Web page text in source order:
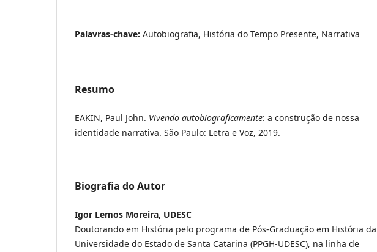
Palavras-chave: Autobiografia, História do Tempo Presente, Narrativa
Resumo
EAKIN, Paul John. Vivendo autobiograficamente: a construção de nossa
identidade narrativa. São Paulo: Letra e Voz, 2019.
Biografia do Autor
Igor Lemos Moreira, UDESC
Doutorando em História pelo programa de Pós-Graduação em História da
Universidade do Estado de Santa Catarina (PPGH-UDESC), na linha de